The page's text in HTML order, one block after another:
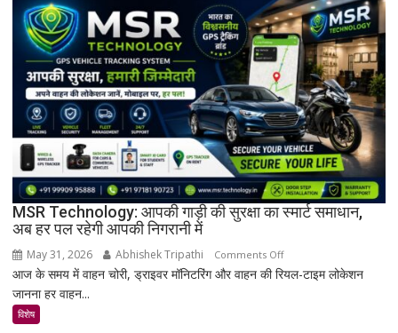
का
अनमोल
खजाना,
375
वर्ष
पुरानी
तालपत्र
पांडुलिपि
सहित
38
दुर्लभ
MSR Technology: आपकी गाड़ी की सुरक्षा का स्मार्ट समाधान,
अब हर पल रहेगी आपकी निगरानी में
May 31, 2026 Abhishek Tripathi Comments Offon
MSR
आज के समय में वाहन चोरी, ड्राइवर मॉनिटरिंग और वाहन की रियल-टाइम लोकेशन
जानना हर वाहन...
विशेष